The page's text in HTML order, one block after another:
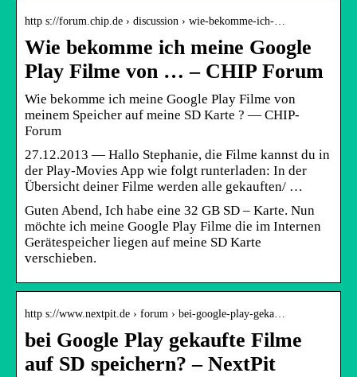
http s://forum.chip.de › discussion › wie-bekomme-ich-…
Wie bekomme ich meine Google
Play Filme von … – CHIP Forum
Wie bekomme ich meine Google Play Filme von
meinem Speicher auf meine SD Karte ? — CHIP-
Forum
27.12.2013 — Hallo Stephanie, die Filme kannst du in
der Play-Movies App wie folgt runterladen: In der
Übersicht deiner Filme werden alle gekauften/ …
Guten Abend, Ich habe eine 32 GB SD – Karte. Nun
möchte ich meine Google Play Filme die im Internen
Gerätespeicher liegen auf meine SD Karte
verschieben.
http s://www.nextpit.de › forum › bei-google-play-geka…
bei Google Play gekaufte Filme
auf SD speichern? – NextPit